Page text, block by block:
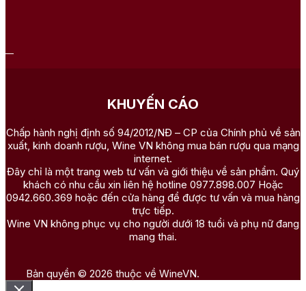
KHUYẾN CÁO
Chấp hành nghị định số 94/2012/NĐ – CP của Chính phủ về sản
xuất, kinh doanh rượu, Wine VN không mua bán rượu qua mạng
internet.
Đây chỉ là một trang web tư vấn và giới thiệu về sản phẩm. Quý
khách có nhu cầu xin liên hệ hotline 0977.898.007 Hoặc
0942.660.369 hoặc đến cửa hàng để được tư vấn và mua hàng
trực tiếp.
Wine VN không phục vụ cho người dưới 18 tuổi và phụ nữ đang
mang thai.
Bản quyền © 2026 thuộc về WineVN.